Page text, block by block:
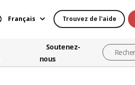
Français Trouvez de l'aide
Soutenez-
nous